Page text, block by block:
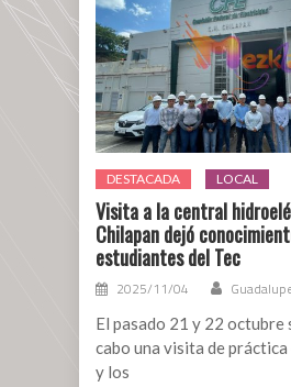
Vázquez
Copete,
visitó
los
4
planteles
educativos
en
la
localidad
de
El
Morillo
DESTACADA LOCAL
Visita a la central
Chilapan dejó
estudiantes del Tec
2025/11/04
El pasado 21 y 22 octubre
cabo una visita de práctica
y los